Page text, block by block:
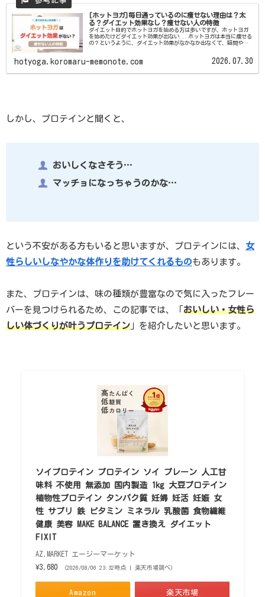
[ホットヨガ]毎日通っているのに痩せない理由は？太
る？ダイエット効果なし？痩せない人の特徴
ダイエット目的でホットヨガを始める方は多いですが、ホットヨガ
を始めたけどダイエット効果が出ない...ホットヨガは本当に痩せる
の？というように、ダイエット効果がなかなか出なくて、疑問や悩
hotyoga.koromaru-memonote.com 2026.07.30
しかし、プロテインと聞くと、
おいしくなさそう…
マッチョになっちゃうのかな…
という不安がある方もいると思いますが、プロテインには、 女
性らしいしなやかな体作りを助けてくれるものもあります。
また、プロテインは、味の種類が豊富なので気に入ったフレー
バーを見つけられるため、この記事では、「 おいしい・女性ら
しい体づくりが叶うプロテイン 」を紹介したいと思います。
ソイプロテイン プロテイン ソイ プレーン 人工甘
味料 不使用 無添加 国内製造 1kg 大豆プロテイン
植物性プロテイン タンパク質 妊婦 妊活 妊娠 女
性 サプリ 鉄 ビタミン ミネラル 乳酸菌 食物繊維
健康 美容 MAKE BALANCE 置き換え ダイエット
FIXIT
AZ.MARKET エージーマーケット
¥3,680
（2026/08/06 23:32時点 | 楽天市場調べ）
Amazon 楽天市場